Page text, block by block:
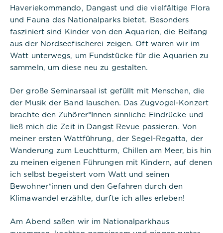
Haveriekommando, Dangast und die vielfältige Flora
und Fauna des Nationalparks bietet. Besonders
fasziniert sind Kinder von den Aquarien, die Beifang
aus der Nordseefischerei zeigen. Oft waren wir im
Watt unterwegs, um Fundstücke für die Aquarien zu
sammeln, um diese neu zu gestalten.
Der große Seminarsaal ist gefüllt mit Menschen, die
der Musik der Band lauschen. Das Zugvogel-Konzert
brachte den Zuhörer*Innen sinnliche Eindrücke und
ließ mich die Zeit in Dangst Revue passieren. Von
meiner ersten Wattführung, der Segel-Regatta, der
Wanderung zum Leuchtturm, Chillen am Meer, bis hin
zu meinen eigenen Führungen mit Kindern, auf denen
ich selbst begeistert vom Watt und seinen
Bewohner*innen und den Gefahren durch den
Klimawandel erzählte, durfte ich alles erleben!
Am Abend saßen wir im Nationalparkhaus
Anbieter:
Commerzbank Umweltpraktikum
Cookies:
Cookie Name:
PHPSESSID
Dauer:
Session
Beschreibung:
Dieses Cookie ist nativ für PHP-
Anwendungen. Das Cookie wird
verwendet, um die eindeutige
Sitzungs-ID eines Benutzers zu
speichern und zu identifizieren, um
die Benutzersitzung auf der
Website zu verwalten. Das Cookie
ist ein Session-Cookie und wird